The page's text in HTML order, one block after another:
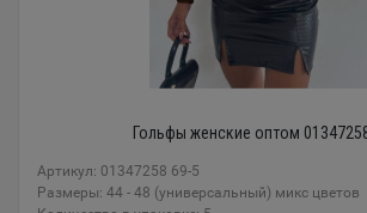
Гольфы женские оптом
Артикул: 01347258 69-5
Размеры: 44 - 48 (универсальный) микс цветов